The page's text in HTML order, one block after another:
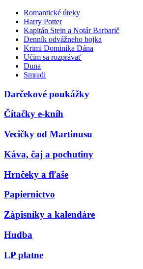
Romantické úteky
Harry Potter
Kapitán Stein a Notár Barbarič
Denník odvážneho bojka
Krimi Dominika Dána
Učím sa rozprávať
Duna
Smradi
Darčekové poukážky
Čítačky e-kníh
Vecičky od Martinusu
Káva, čaj a pochutiny
Hrnčeky a fľaše
Papiernictvo
Zápisníky a kalendáre
Hudba
LP platne